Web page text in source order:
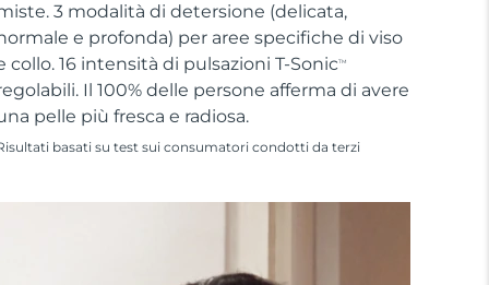
3 modalità di detersione (delicata,
e profonda) per aree specifiche di viso
collo. 16 intensità di pulsazioni T-SonicTM
Il 100% delle persone afferma di avere
pelle più fresca e radiosa.
basati su test sui consumatori condotti da terzi